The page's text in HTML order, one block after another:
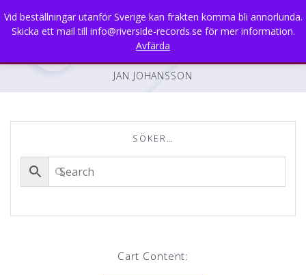
Vid beställningar utanför Sverige kan frakten komma bli annorlunda.
Skicka ett mail till info@riverside-records.se för mer information.
Avfärda
to
content
JAN JOHANSSON
SÖKER…
Cart Content: